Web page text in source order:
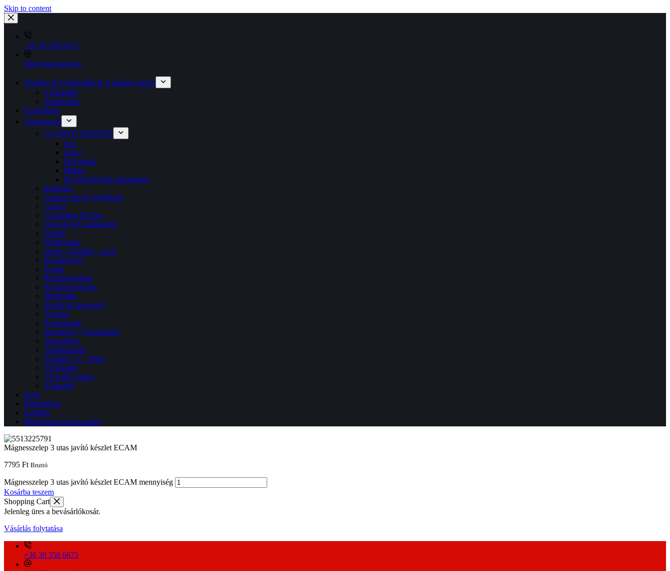
Skip to content
+36 30 358 6675
info@kavesam.hu
Tisztítás & Vízkőoldás & Vízszűrő patron
Vízkőoldó
Zsírtalanító
Kávégépek
Alkatrészek
GYÁRTÓ SZERINT
Jura
Saeco
DeLonghi
Philips
Egyéb kávégép alkatrészek
Burkolat
Cappuccino & Tejhaboló
Csavar
Csepptálca & Rács
Csövek & Csatlakozók
Daráló
Elektronika
Javító / Tömítés – szett
Kávékifolyó
Kazán
Kezelőgombok
Központi egység
Meghajtás
Szelep & Kapcsoló
Szenzor
Szerszámok
Szivattyú + Vízrendszer
Tartozékok
Tisztítószerek
Tömítés / O – Ring
Vízkőoldó
Vízszűrő patron
Víztartály
Kávé
Elérhetőség
Szállítás
Mennyiségi kedvezmény
Mágnesszelep 3 utas javító készlet ECAM
7795 Ft Bruttó
Mágnesszelep 3 utas javító készlet ECAM mennyiség
Kosárba teszem
Shopping Cart
Jelenleg üres a bevásárlókosár.
Vásárlás folytatása
+36 30 358 6675